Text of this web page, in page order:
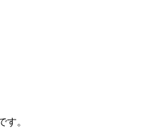
す。